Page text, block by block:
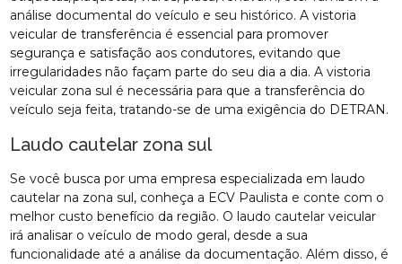
análise documental do veículo e seu histórico. A vistoria
veicular de transferência é essencial para promover
segurança e satisfação aos condutores, evitando que
irregularidades não façam parte do seu dia a dia. A vistoria
veicular zona sul é necessária para que a transferência do
veículo seja feita, tratando-se de uma exigência do DETRAN.
Laudo cautelar zona sul
Se você busca por uma empresa especializada em laudo
cautelar na zona sul, conheça a ECV Paulista e conte com o
melhor custo benefício da região. O laudo cautelar veicular
irá analisar o veículo de modo geral, desde a sua
funcionalidade até a análise da documentação. Além disso, é